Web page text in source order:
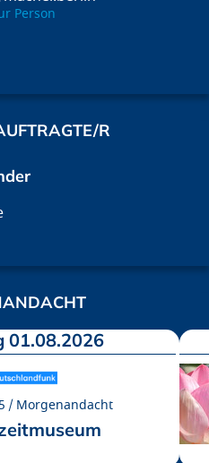
Person
R
01.08.2026
Morgenandacht